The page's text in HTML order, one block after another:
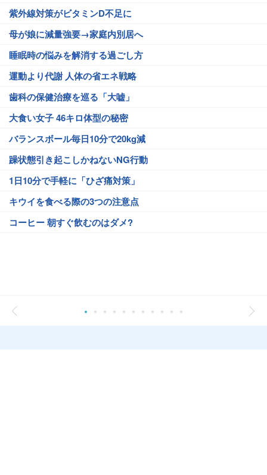
紫外線対策がビタミンD不足に
母が娘に減量強要→家庭内別居へ
睡眠時の悩みを解消する過ごし方
運動より代謝 人体の省エネ戦略
歯科の保健治療を巡る「大嘘」
大食い女子 46キロ体型の秘密
バランスボール毎日10分で20kg減
躁状態引き起こしかねないNG行動
1日10分で手軽に「ひざ痛対策」
キウイを食べる際の3つの注意点
コーヒー 朝すぐ飲むのはダメ?